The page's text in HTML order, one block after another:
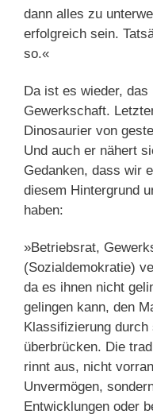
dann alles zu
erfolgreich sein.
so.«
Da ist es wieder, das
Gewerkschaft.
Dinosaurier von
Und auch er nähert
Gedanken, dass wir
diesem Hintergrund
haben:
»Betriebsrat,
(Sozialdemokratie)
da es ihnen nicht
gelingen kann, den
Klassifizierung
überbrücken. Die
rinnt aus, nicht
Unvermögen,
Entwicklungen oder